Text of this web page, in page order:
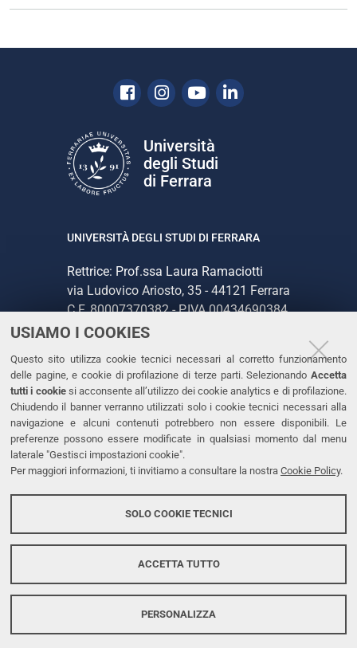
USIAMO I COOKIES
Questo sito utilizza cookie tecnici necessari al corretto funzionamento
delle pagine, e cookie di profilazione di terze parti. Selezionando Accetta
tutti i cookiesi acconsente all’utilizzo dei cookie analytics e di profilazione.
Chiudendo il banner verranno utilizzati solo i cookie tecnici necessari alla
navigazione e alcuni contenuti potrebbero non essere disponibili. Le
preferenze possono essere modificate in qualsiasi momento dal menu
laterale "Gestisci impostazioni cookie".
Per maggiori informazioni, ti invitiamo a consultare la nostra Cookie Policy.
SOLO COOKIE TECNICI
ACCETTA TUTTO
PERSONALIZZA
n
Facebook
Instagram
YoutubeLinkedin
Università
degli Studi
di Ferrara
UNIVERSITÀ DEGLI STUDI DI FERRARA
Rettrice: Prof.ssa Laura Ramaciotti
via Ludovico Ariosto, 35 - 44121 Ferrara
C.F. 80007370382 - P.IVA 00434690384
CONTATTI
Tel. +39 0532 293111
Fax. +39 0532 293031
PEC
LINKS
Accessibilità
Protezione dati personali